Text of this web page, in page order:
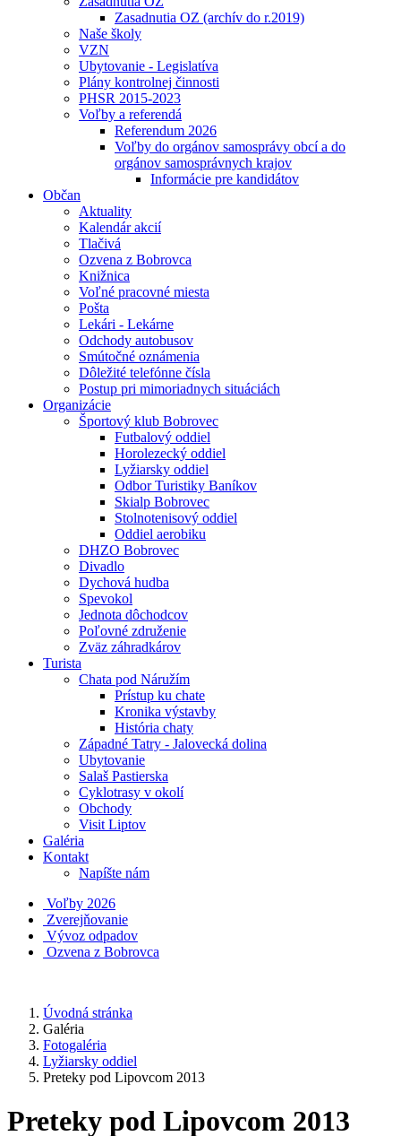
Zasadnutia OZ (archív do r.2019)
Naše školy
VZN
Ubytovanie - Legislatíva
Plány kontrolnej činnosti
PHSR 2015-2023
Voľby a referendá
Referendum 2026
Voľby do orgánov samosprávy obcí a do
orgánov samosprávnych krajov
Informácie pre kandidátov
Občan
Aktuality
Kalendár akcií
Tlačivá
Ozvena z Bobrovca
Knižnica
Voľné pracovné miesta
Pošta
Lekári - Lekárne
Odchody autobusov
Smútočné oznámenia
Dôležité telefónne čísla
Postup pri mimoriadnych situáciách
Organizácie
Športový klub Bobrovec
Futbalový oddiel
Horolezecký oddiel
Lyžiarsky oddiel
Odbor Turistiky Baníkov
Skialp Bobrovec
Stolnotenisový oddiel
Oddiel aerobiku
DHZO Bobrovec
Divadlo
Dychová hudba
Spevokol
Jednota dôchodcov
Poľovné združenie
Zväz záhradkárov
Turista
Chata pod Náružím
Prístup ku chate
Kronika výstavby
História chaty
Západné Tatry - Jalovecká dolina
Ubytovanie
Salaš Pastierska
Cyklotrasy v okolí
Obchody
Visit Liptov
Galéria
Kontakt
Napíšte nám
Voľby 2026
Zverejňovanie
Vývoz odpadov
Ozvena z Bobrovca
Úvodná stránka
Galéria
Fotogaléria
Lyžiarsky oddiel
Preteky pod Lipovcom 2013
Preteky pod Lipovcom 2013